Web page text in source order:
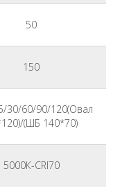
50
150
30/60/90/120(Овал
(ШБ 140*70)
5000К-CRI70